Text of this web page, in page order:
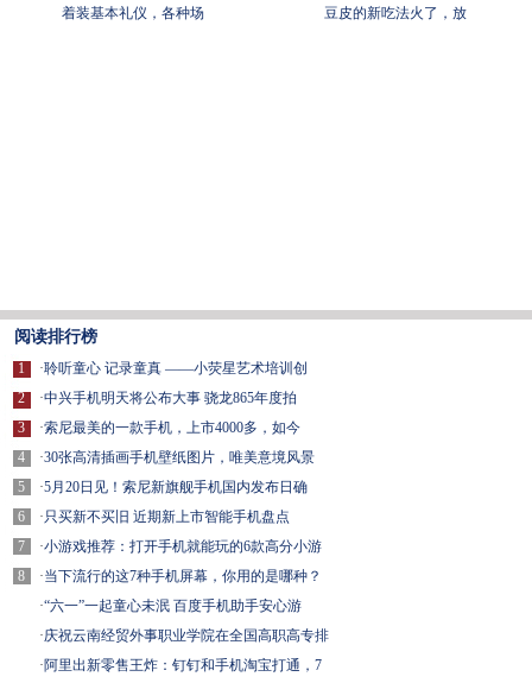
着装基本礼仪，各种场
豆皮的新吃法火了，放
阅读排行榜
1
2
3
4
5
6
7
8
·聆听童心 记录童真 ——小荧星艺术培训创
·中兴手机明天将公布大事 骁龙865年度拍
·索尼最美的一款手机，上市4000多，如今
·30张高清插画手机壁纸图片，唯美意境风景
·5月20日见！索尼新旗舰手机国内发布日确
·只买新不买旧 近期新上市智能手机盘点
·小游戏推荐：打开手机就能玩的6款高分小游
·当下流行的这7种手机屏幕，你用的是哪种？
·“六一”一起童心未泯 百度手机助手安心游
·庆祝云南经贸外事职业学院在全国高职高专排
·阿里出新零售王炸：钉钉和手机淘宝打通，7